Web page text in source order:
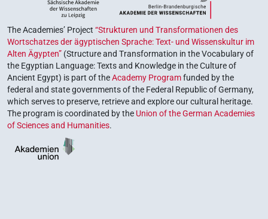
The Academies’ Project “Strukturen und Transformationen des
Wortschatzes der ägyptischen Sprache: Text- und Wissenskultur im
Alten Ägypten” (Structure and Transformation in the Vocabulary of
the Egyptian Language: Texts and Knowledge in the Culture of
Ancient Egypt) is part of theAcademy Programfunded by the
federal and state governments of the Federal Republic of Germany,
which serves to preserve, retrieve and explore our cultural heritage.
The program is coordinated by the Union of the German Academies
of Sciences and Humanities.